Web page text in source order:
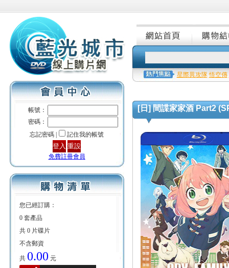
帳號：
密碼：
忘記密碼 |
記住我的帳號
免費註冊會員
您已經訂購：
0 套產品
共 0 片碟片
不含郵資
共 0.00 元
星際異攻隊 悟空傳
[日] 間諜家家酒 Part2